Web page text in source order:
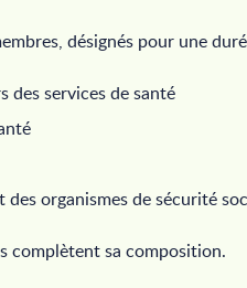
désignés pour une
des services de santé
des organismes de sécurité
complètent sa composition.